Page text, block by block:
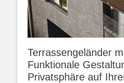
Terrassengeländer
Funktionale
Privatsphäre auf